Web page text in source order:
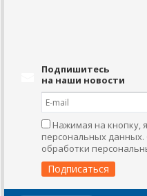
Подпишитесь
на наши новости
Нажимая на кнопку,
персональных данных.
обработки